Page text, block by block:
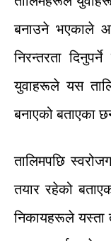
बनाउनेभएकाले
निरन्तरता दिनुपर्ने
युवाहरूले यस
बनाएको बताएका
तालिमपछि
तयार रहेको
निकायहरूलेयस्ता